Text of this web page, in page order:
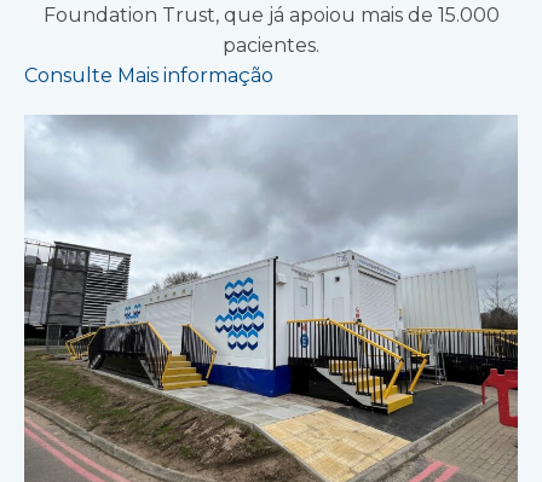
Foundation Trust, que já apoiou mais de 15.000
pacientes.
Consulte Mais informação